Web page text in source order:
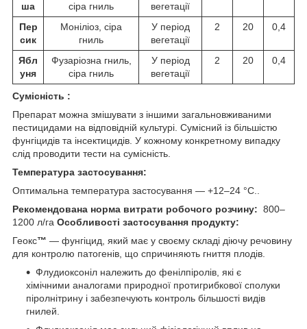
ша
сіра гниль
вегетації
Пер
сик
Моніліоз, сіра
гниль
У період
вегетації
2 20 0,4
Ябл
уня
Фузаріозна гниль,
сіра гниль
У період
вегетації
2 20 0,4
Сумісність :
Препарат можна змішувати з іншими загальновживаними
пестицидами на відповідній культурі. Сумісний із більшістю
фунгіцидів та інсектицидів. У кожному конкретному випадку
слід проводити тести на сумісність.
Температура застосування:
Оптимальна температура застосування — +12–24 °С..
Рекомендована норма витрати робочого розчину: 800–
1200 л/га Особливості застосування продукту:
Геокс™ — фунгіцид, який має у своєму складі діючу речовину
для контролю патогенів, що спричиняють гниття плодів.
Флудиоксоніл належить до фенілпіролів, які є
хімічними аналогами природної протигрибкової сполуки
піролнітрину і забезпечують контроль більшості видів
гнилей.